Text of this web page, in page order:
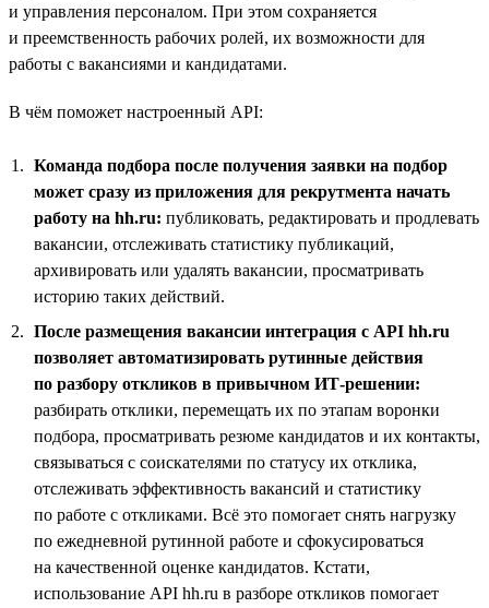
и управления персоналом. При этом сохраняется
и преемственность рабочих ролей, их возможности для
работы с вакансиями и кандидатами.
В чём поможет настроенный API:
Команда подбора после получения заявки на подбор
может сразу из приложения для рекрутмента начать
работу на hh.ru: публиковать, редактировать и продлевать
вакансии, отслеживать статистику публикаций,
архивировать или удалять вакансии, просматривать
историю таких действий.
После размещения вакансии интеграция с API hh.ru
позволяет автоматизировать рутинные действия
по разбору откликов в привычном ИТ-решении:
разбирать отклики, перемещать их по этапам воронки
подбора, просматривать резюме кандидатов и их контакты,
связываться с соискателями по статусу их отклика,
отслеживать эффективность вакансий и статистику
по работе с откликами. Всё это помогает снять нагрузку
по ежедневной рутинной работе и сфокусироваться
на качественной оценке кандидатов. Кстати,
использование API hh.ru в разборе откликов помогает